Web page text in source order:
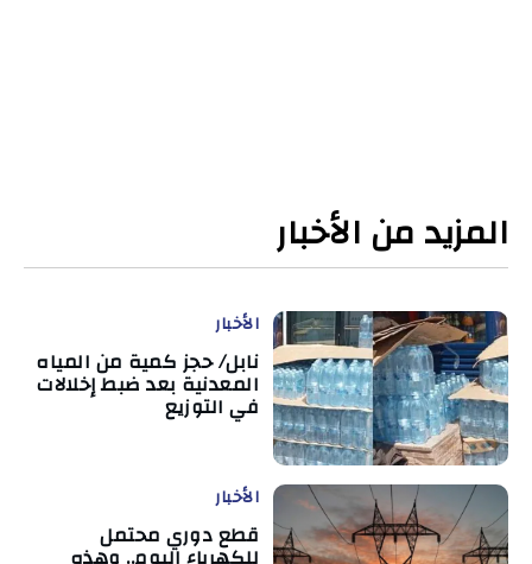
المزيد من الأخبار
الأخبار
نابل/ حجز كمية من المياه
المعدنية بعد ضبط إخلالات
في التوزيع
الأخبار
قطع دوري محتمل